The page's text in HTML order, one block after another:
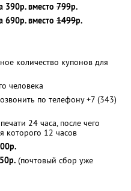
390р. вместо 799р.
690р. вместо 1499р.
количество купонов для
человека
по телефону +7 (343)
24 часа, после чего
которого 12 часов
50р. (почтовый сбор уже